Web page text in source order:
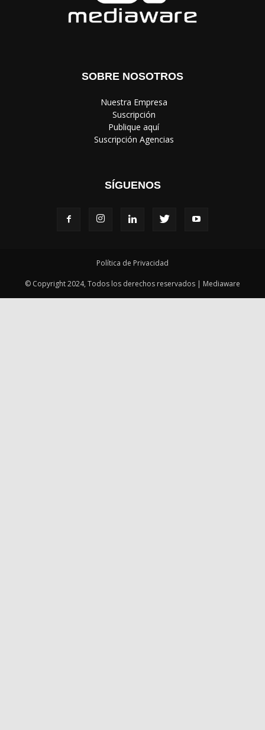
SOBRE NOSOTROS
‎ Nuestra Empresa
‎ Suscripción
‎ Publique aquí
‎ Suscripción Agencias
SÍGUENOS
Política de Privacidad
© Copyright 2024, Todos los derechos reservados | Mediaware